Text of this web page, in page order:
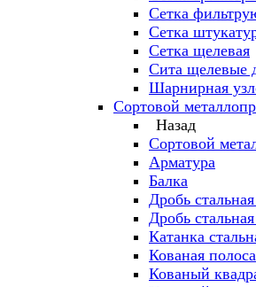
Сетка
Сетка
Сетка щелевая
Сита щелевые
Шарнирная
Сортовой
Назад
Сортовой
Арматура
Балка
Дробь
Дробь
Катанка
Кованая полоса
Кованый